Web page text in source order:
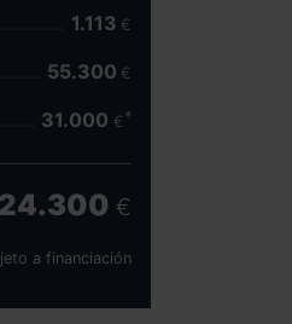
1.113 €
55.300 €
31.000 €
24.300 €
a financiación